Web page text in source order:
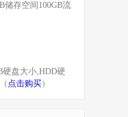
储存空间100GB流
硬盘大小,HDD硬
点击购买）